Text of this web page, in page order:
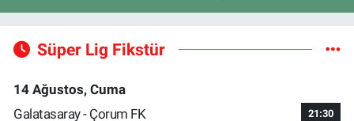
Süper Lig Fikstür
14 Ağustos, Cuma
Galatasaray - Çorum FK
21:30